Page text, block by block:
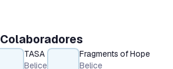
Colaboradores
TASA
Belice
Fragments of Hope
Belice